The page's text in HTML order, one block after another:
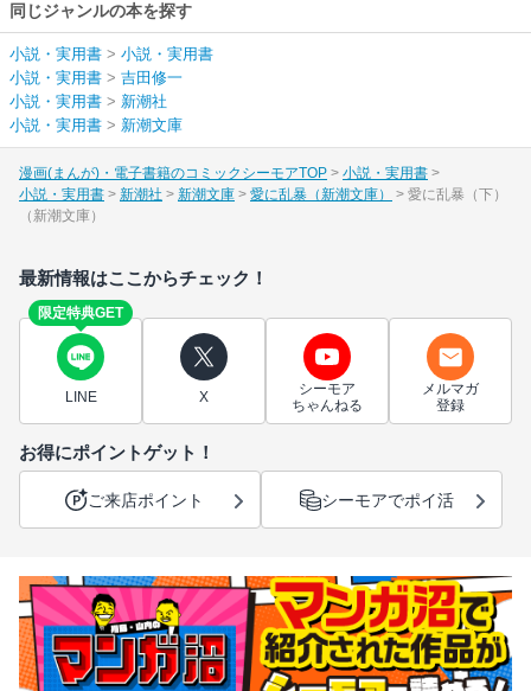
同じジャンルの本を探す
小説・実用書 > 小説・実用書
小説・実用書 > 吉田修一
小説・実用書 > 新潮社
小説・実用書 > 新潮文庫
漫画(まんが)・電子書籍のコミックシーモアTOP
小説・実用書
小説・実用書
新潮社 新潮文庫 愛に乱暴（新潮文庫）
愛に乱暴（下）
（新潮文庫）
最新情報はここからチェック！
限定特典GET
LINE X
シーモア
ちゃんねる
メルマガ
登録
お得にポイントゲット！
ご来店ポイント シーモアでポイ活